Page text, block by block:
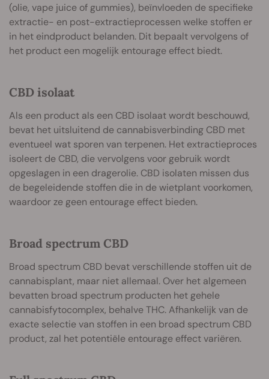
(olie, vape juice of gummies), beïnvloeden de specifieke
extractie- en post-extractieprocessen welke stoffen er
in het eindproduct belanden. Dit bepaalt vervolgens of
het product een mogelijk entourage effect biedt.
CBD isolaat
Als een product als een CBD isolaat wordt beschouwd,
bevat het uitsluitend de cannabisverbinding CBD met
eventueel wat sporen van terpenen. Het extractieproces
isoleert de CBD, die vervolgens voor gebruik wordt
opgeslagen in een dragerolie. CBD isolaten missen dus
de begeleidende stoffen die in de wietplant voorkomen,
waardoor ze geen entourage effect bieden.
Broad spectrum CBD
Broad spectrum CBD bevat verschillende stoffen uit de
cannabisplant, maar niet allemaal. Over het algemeen
bevatten broad spectrum producten het gehele
cannabisfytocomplex, behalve THC. Afhankelijk van de
exacte selectie van stoffen in een broad spectrum CBD
product, zal het potentiële entourage effect variëren.